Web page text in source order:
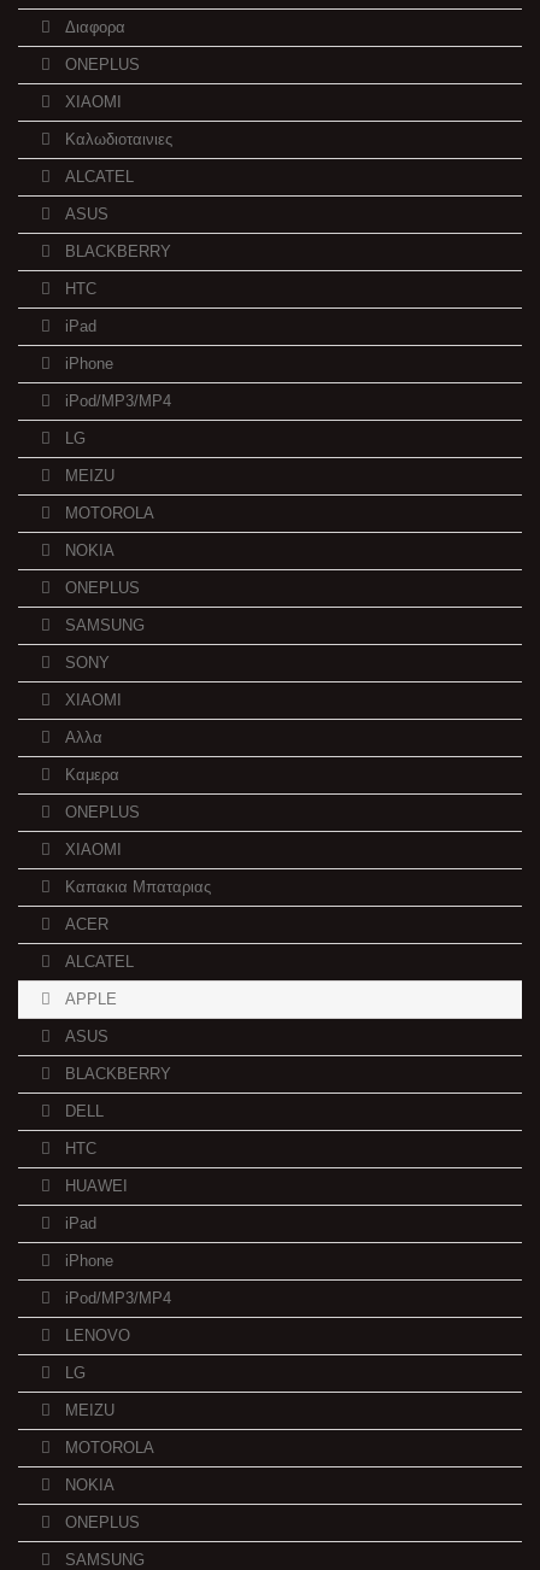
Διαφορα
ONEPLUS
XIAOMI
Καλωδιοταινιες
ALCATEL
ASUS
BLACKBERRY
HTC
iPad
iPhone
iPod/MP3/MP4
LG
MEIZU
MOTOROLA
NOKIA
ONEPLUS
SAMSUNG
SONY
XIAOMI
Αλλα
Καμερα
ONEPLUS
XIAOMI
Καπακια Μπαταριας
ACER
ALCATEL
APPLE
ASUS
BLACKBERRY
DELL
HTC
HUAWEI
iPad
iPhone
iPod/MP3/MP4
LENOVO
LG
MEIZU
MOTOROLA
NOKIA
ONEPLUS
SAMSUNG